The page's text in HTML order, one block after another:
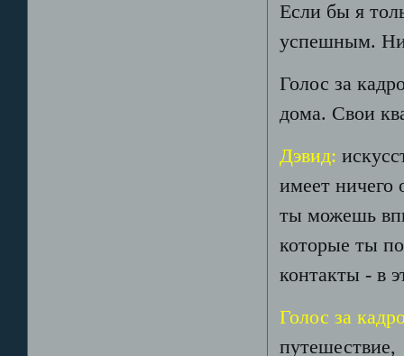
Если бы я
успешным.
Голос за
дома. Свои
Дэвид:
имеет ничего
ты можешь
которые ты
контакты - в
Голос за